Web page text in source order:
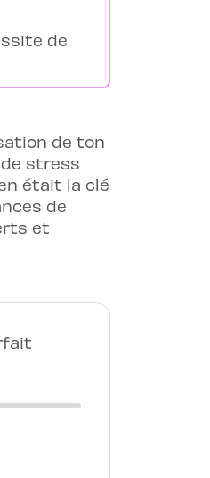
de
de ton
stress
était la clé
de
et